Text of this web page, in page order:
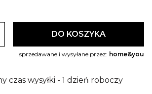
DO KOSZYKA
sprzedawane i wysyłane przez: home&you
czas wysyłki - 1 dzień roboczy